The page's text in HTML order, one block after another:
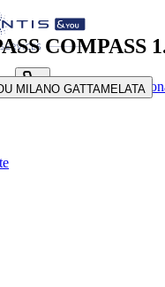
Trova la
COMPASS
MILANO GATTAMELATA